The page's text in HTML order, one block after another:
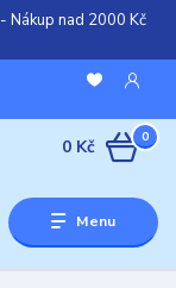
Nákup nad 2000 Kč
Menu
0
0 Kč